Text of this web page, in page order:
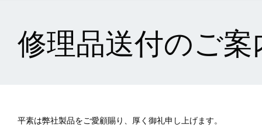
修理品送付のご案
平素は弊社製品をご愛顧賜り、厚く御礼申し上げます。